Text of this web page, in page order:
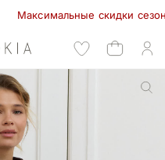
Максимальные скидки сезона